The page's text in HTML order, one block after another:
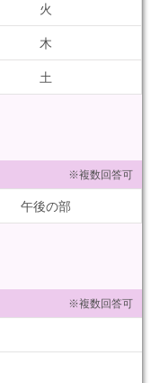
火
木
土
※複数回答可
午後の部
※複数回答可